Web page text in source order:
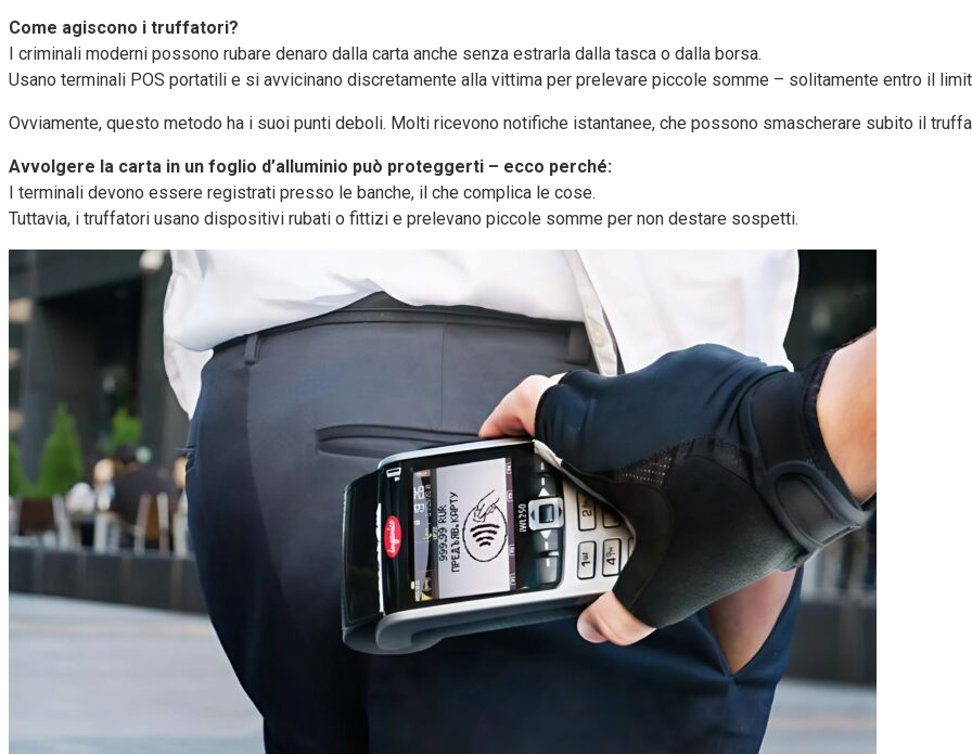
Come agiscono i truffatori?
I criminali moderni possono rubare denaro dalla carta anche senza estrarla dalla tasca o dalla borsa.
Usano terminali POS portatili e si avvicinano discretamente alla vittima per prelevare piccole somme – solitamente entro il
Ovviamente, questo metodo ha i suoi punti deboli. Molti ricevono notifiche istantanee, che possono smascherare subito il
Avvolgere la carta in un foglio d’alluminio può proteggerti – ecco perché:
I terminali devono essere registrati presso le banche, il che complica le cose.
Tuttavia, i truffatori usano dispositivi rubati o fittizi e prelevano piccole somme per non destare sospetti.